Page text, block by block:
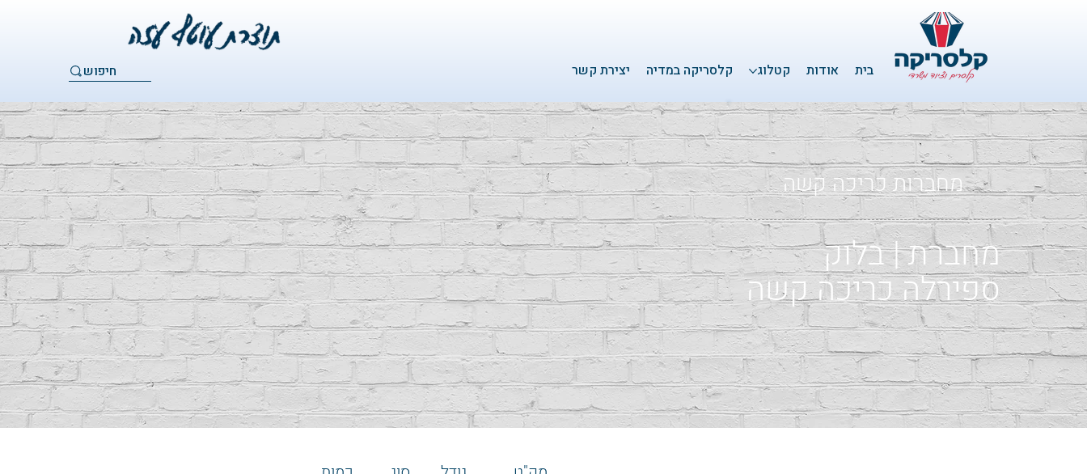
חיפוש בית אודות קטלוג קלסריקה במדיה יצירת קשר
מחברות כריכה קשה
מחברת | בלוק
ספירלה כריכה קשה